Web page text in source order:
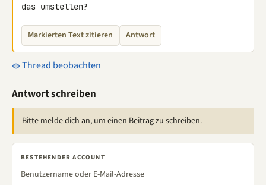
das umstellen?
Markierten Text zitieren Antwort
Thread beobachten
Antwort schreiben
Bitte melde dich an, um einen Beitrag zu schreiben.
BESTEHENDER ACCOUNT
Benutzername oder E-Mail-Adresse